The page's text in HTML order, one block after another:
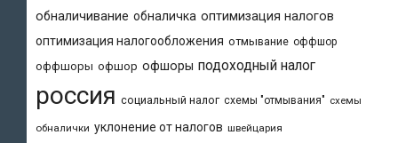
обналичивание обналичка оптимизация налогов
оптимизация налогообложения отмывание оффшор
оффшоры офшор офшоры подоходный налог
россия социальный налог схемы "отмывания" схемы
обналички уклонение от налогов швейцария